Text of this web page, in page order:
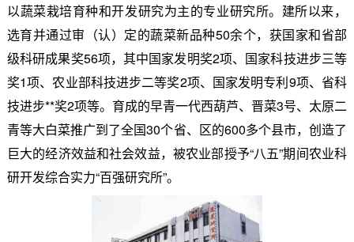
以蔬菜栽培育种和开发研究为主的专业研究所。建所以来，
选育并通过审（认）定的蔬菜新品种50余个，获国家和省部
级科研成果奖56项，其中国家发明奖2项、国家科技进步三等
奖1项、农业部科技进步二等奖2项、国家发明专利9项、省科
技进步**奖2项等。育成的早青一代西葫芦、晋菜3号、太原二
青等大白菜推广到了全国30个省、区的600多个县市，创造了
巨大的经济效益和社会效益，被农业部授予“八五”期间农业科
研开发综合实力“百强研究所”。